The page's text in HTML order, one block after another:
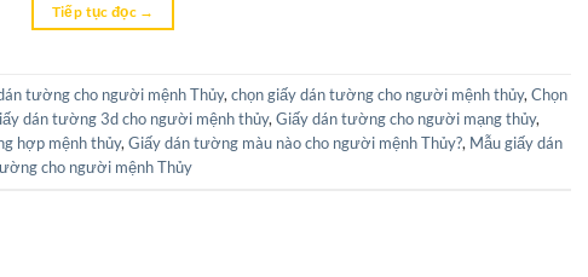
Tiếp tục đọc →
tường cho người mệnh Thủy, chọn giấy dán tường cho người mệnh thủy, Chọn
dán tường 3d cho người mệnh thủy, Giấy dán tường cho người mạng thủy,
hợp mệnh thủy, Giấy dán tường màu nào cho người mệnh Thủy?, Mẫu giấy dán
cho người mệnh Thủy